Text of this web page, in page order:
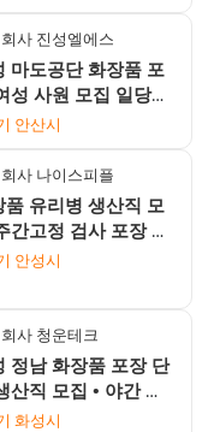
사 진성엘에스
마도공단 화장품 포
성 사원 모집 일당
월급 선택 가능 통근
안산시
사 나이스피플
품 유리병 생산직 모
간고정 검사 포장 선
류비 지원 및 동반
안성시
사 청운테크
정남 화장품 포장 단
산직 모집 • 야간 월
원 이상 • 상여 100
화성시